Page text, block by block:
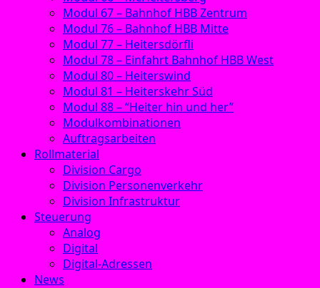
Modul 67 – Bahnhof HBB Zentrum
Modul 76 – Bahnhof HBB Mitte
Modul 77 – Heitersdörfli
Modul 78 – Einfahrt Bahnhof HBB West
Modul 80 – Heiterswind
Modul 81 – Heiterskehr Süd
Modul 88 – “Heiter hin und her”
Modulkombinationen
Auftragsarbeiten
Rollmaterial
Division Cargo
Division Personenverkehr
Division Infrastruktur
Steuerung
Analog
Digital
Digital-Adressen
News